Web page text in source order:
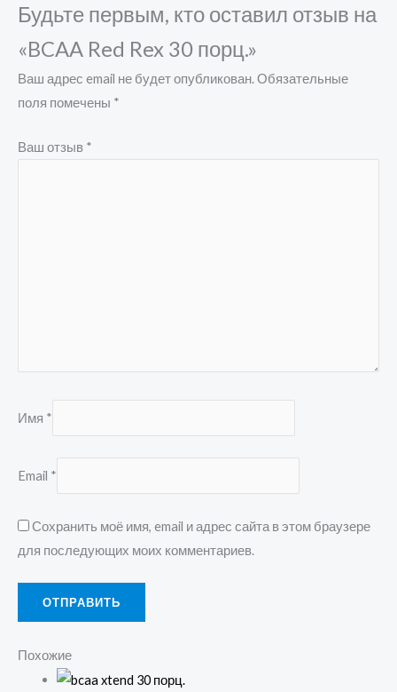
Будьте первым, кто оставил отзыв на
«BCAA Red Rex 30 порц.»
Ваш адрес email не будет опубликован.Обязательные
поля помечены *
Ваш отзыв *
Имя *
Email *
Сохранить моё имя, email и адрес сайта в этом браузере
для последующих моих комментариев.
Похожие